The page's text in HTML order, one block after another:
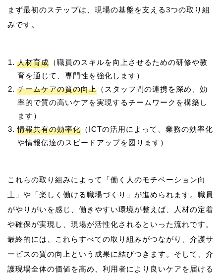
まず最初のステップは、現場の基盤を支える3つの取り組
人材育成 （職員のスキルを向上させるための研修や教
育を通じて、専門性を強化します）
チームケアの質の向上 （スタッフ間の連携を深め、効
率的で質の高いケアを実現するチームワークを構築し
ます）
情報共有の効率化 （ICTの活用によって、業務の効率化
や情報伝達のスピードアップを図ります）
これらの取り組みによって「働く人のモチベーション向
上」や「楽しく働ける職場づくり」が進められます。職員
がやりがいを感じ、働きやすい環境が整えば、人材の定着
や確保が実現し、現場が活性化されるといった流れです。
最終的には、これらすべての取り組みがつながり、介護サ
ービスの質の向上という成果に結びつきます。そして、介
護現場全体の価値を高め、利用者により良いケアを届ける